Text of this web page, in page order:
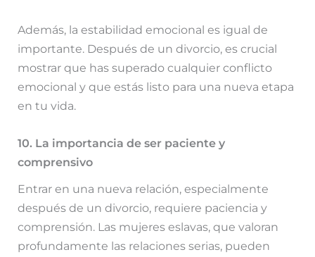
Además, la estabilidad emocional es igual de
importante. Después de un divorcio, es crucial
mostrar que has superado cualquier conflicto
emocional y que estás listo para una nueva etapa
en tu vida.
10. La importancia de ser paciente y
comprensivo
Entrar en una nueva relación, especialmente
después de un divorcio, requiere paciencia y
comprensión. Las mujeres eslavas, que valoran
profundamente las relaciones serias, pueden